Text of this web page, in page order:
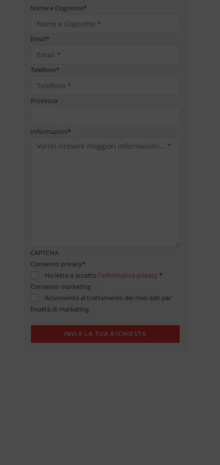
Nome e Cognome*
Email*
Telefono*
Provincia
Informazioni*
CAPTCHA
Consenso privacy*
Ho letto e accetto l'informativa privacy *
Consenso marketing
Acconsento al trattamento dei miei dati per
finalità di marketing